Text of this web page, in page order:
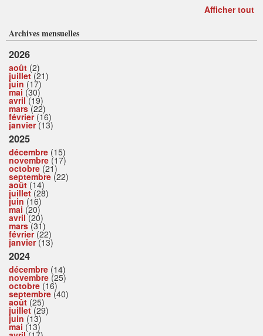
Afficher tout
Archives mensuelles
2026
août (2)
juillet(21)
juin (17)
mai (30)
avril(19)
mars(22)
février(16)
janvier(13)
2025
décembre (15)
novembre (17)
octobre (21)
septembre (22)
août (14)
juillet(28)
juin (16)
mai (20)
avril(20)
mars(31)
février(22)
janvier(13)
2024
décembre (14)
novembre (25)
octobre (16)
septembre (40)
août (25)
juillet(29)
juin (13)
mai (13)